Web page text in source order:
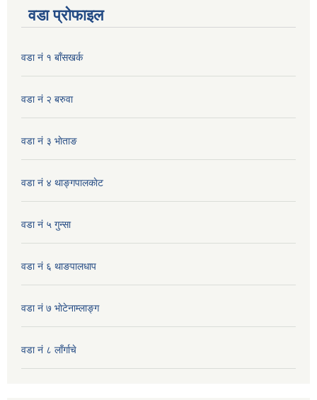
वडा प्रोफाइल
वडा नं १ बाँसखर्क
वडा नं २ बरुवा
वडा नं ३ भाेताङ
वडा नं ४ थाङ्गपालकाेट
वडा नं ५ गुन्सा
वडा नं ६ थाङपालधाप
वडा नं ७ भाेटेनाम्लाङ्ग
वडा नं ८ लाँर्गाचे